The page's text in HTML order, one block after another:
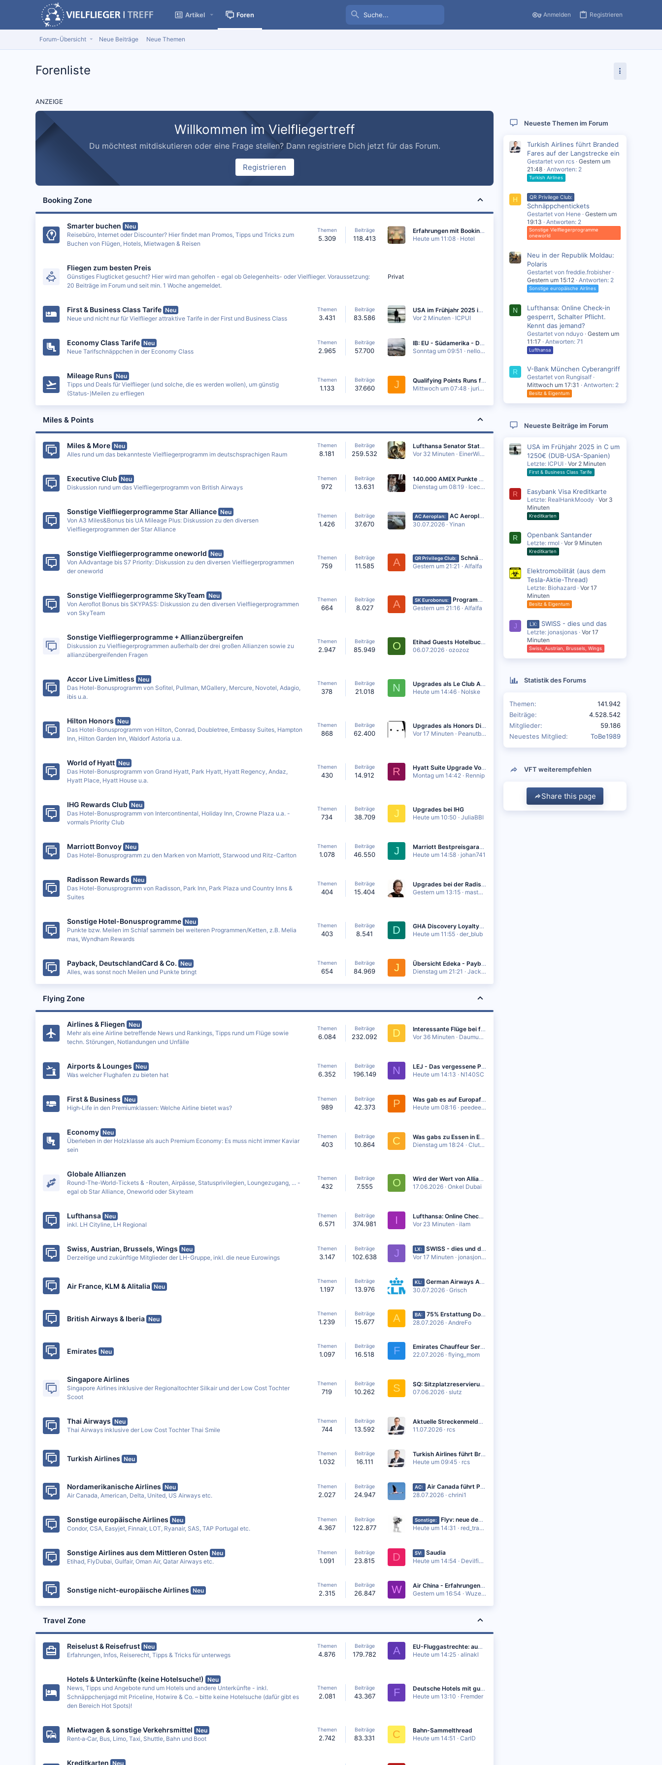
Artikel Foren Anmelden Registrieren
Forum-Übersicht Neue Beiträge Neue Themen
Forenliste
ANZEIGE
Willkommen im Vielfliegertreff
Du möchtest mitdiskutieren oder eine Frage stellen? Dann registriere Dich jetzt für das Forum.
Registrieren
Booking Zone
Smarter buchen Neu
Reisebüro, Internet oder Discounter? Hier findet man Promos, Tipps und Tricks zum
Buchen von Flügen, Hotels, Mietwagen & Reisen
Themen
5.309
Beiträge
118.413
Erfahrungen mit Booking.com?
Heute um 11:08
Hotel
Fliegen zum besten Preis
Günstiges Flugticket gesucht? Hier wird man geholfen - egal ob Gelegenheits- oder Vielflieger. Voraussetzung:
20 Beiträge im Forum und seit min. 1 Woche angemeldet.
Privat
First & Business Class Tarife Neu
Neue und nicht nur für Vielflieger attraktive Tarife in der First und Business Class
Themen
3.431
Beiträge
83.586
USA im Frühjahr 2025 in C um 1250€ (DUB-USA-Spanien)
Vor 2 Minuten
ICPUI
Economy Class Tarife Neu
Neue Tarifschnäppchen in der Economy Class
Themen
2.965
Beiträge
57.700
IB: EU - Südamerika - DE ab 136€
Sonntag um 09:51
nello1985
Mileage Runs Neu
Tipps und Deals für Vielflieger (und solche, die es werden wollen), um günstig
(Status-)Meilen zu erfliegen
Themen
1.133
Beiträge
37.660 J
Qualifying Points Runs für M&M ab 2024
Mittwoch um 07:48 juriedl
Miles & Points
Miles & More Neu
Alles rund um das bekannteste Vielfliegerprogramm im deutschsprachigen Raum
Themen
8.181
Beiträge
259.532
Lufthansa Senator Status kaufen - Seriös?
Vor 32 Minuten
EinerWieKeiner
Executive Club Neu
Diskussion rund um das Vielfliegerprogramm von British Airways
Themen
972
Beiträge
13.631
140.000 AMEX Punkte sinnvoll einsetzen
Dienstag um 08:19
Icecreamman
Sonstige Vielfliegerprogramme Star Alliance Neu
Von A3 Miles&Bonus bis UA Mileage Plus: Diskussion zu den diversen
Vielfliegerprogrammen der Star Alliance
Themen
1.426
Beiträge
37.670
AC Aeroplan:
AC Aeroplan Prämienflug Umbuchung
30.07.2026 Yinan
Sonstige Vielfliegerprogramme oneworld Neu
Von AAdvantage bis S7 Priority: Diskussion zu den diversen Vielfliegerprogrammen
der oneworld
Themen
759
Beiträge
11.585 A QR Privilege Club:
Schnäppchentickets
Gestern um 21:21
Alfalfa
Sonstige Vielfliegerprogramme SkyTeam Neu
Von Aeroflot Bonus bis SKYPASS: Diskussion zu den diversen Vielfliegerprogrammen
von SkyTeam
Themen
664
Beiträge
8.027 A SK Eurobonus:
Programmänderungen ab 1.10.2025
Gestern um 21:16 Alfalfa
Sonstige Vielfliegerprogramme + Allianzübergreifen
Diskussion zu Vielfliegerprogrammen außerhalb der drei großen Allianzen sowie zu
allianzübergreifenden Fragen
Themen
2.947
Beiträge
85.949 O
Etihad Guests Hotelbuchung mit Punkten nicht beim Hotel angekommen trotz "Booking confirmed"
06.07.2026 ozozoz
Accor Live Limitless Neu
Das Hotel-Bonusprogramm von Sofitel, Pullman, MGallery, Mercure, Novotel, Adagio,
ibis u.a.
Themen
378
Beiträge
21.018 N
Upgrades als Le Club Accorhotels Gold / Platinum
Heute um 14:46
Nolske
Hilton Honors Neu
Das Hotel-Bonusprogramm von Hilton, Conrad, Doubletree, Embassy Suites, Hampton
Inn, Hilton Garden Inn, Waldorf Astoria u.a.
Themen
868
Beiträge
62.400
Upgrades als Honors Diamond - Sammelthread
Vor 17 Minuten
Peanutbutter
World of Hyatt Neu
Das Hotel-Bonusprogramm von Grand Hyatt, Park Hyatt, Hyatt Regency, Andaz,
Hyatt Place, Hyatt House u.a.
Themen
430
Beiträge
14.912 R
Hyatt Suite Upgrade Voucher
Montag um 14:42
Rennip
IHG Rewards Club Neu
Das Hotel-Bonusprogramm von Intercontinental, Holiday Inn, Crowne Plaza u.a. -
vormals Priority Club
Themen
734
Beiträge
38.709 J
Upgrades bei IHG
Heute um 10:50
JuliaBBI
Marriott Bonvoy Neu
Das Hotel-Bonusprogramm zu den Marken von Marriott, Starwood und Ritz-Carlton
Themen
1.078
Beiträge
46.550 J
Marriott Bestpreisgarantie
Heute um 14:58 johan741
Radisson Rewards Neu
Das Hotel-Bonusprogramm von Radisson, Park Inn, Park Plaza und Country Inns &
Suites
Themen
404
Beiträge
15.404
Upgrades bei der Radisson Rewards - Premium und VIP
Gestern um 13:15
masterpainrules
Sonstige Hotel-Bonusprogramme Neu
Punkte bzw. Meilen im Schlaf sammeln bei weiteren Programmen/Ketten, z.B. Melia
mas, Wyndham Rewards
Themen
403
Beiträge
8.541 D
GHA Discovery Loyalty-Programm - Änderungen kommen im Dezember 2021
Heute um 11:55 der_blub
Payback, DeutschlandCard & Co. Neu
Alles, was sonst noch Meilen und Punkte bringt
Themen
654
Beiträge
84.969 J
Übersicht Edeka - Payback Coupons & Codes
Dienstag um 21:21
Jackson0815
Flying Zone
Airlines & Fliegen Neu
Mehr als eine Airline betreffende News und Rankings, Tipps rund um Flüge sowie
techn. Störungen, Notlandungen und Unfälle
Themen
6.084
Beiträge
232.092 D
Interessante Flüge bei flightradar24.com
Vor 36 Minuten
Daumueller
Airports & Lounges Neu
Was welcher Flughafen zu bieten hat
Themen
6.352
Beiträge
196.149 N
LEJ - Das vergessene Potenzial
Heute um 14:13
N140SC
First & Business Neu
High‐Life in den Premiumklassen: Welche Airline bietet was?
Themen
989
Beiträge
42.373 P
Was gab es auf Europaflügen in der Business Class zu Essen?
Heute um 08:16
peedeejay
Economy Neu
Überleben in der Holzklasse als auch Premium Economy: Es muss nicht immer Kaviar
sein
Themen
403
Beiträge
10.864 C
Was gabs zu Essen in ECO auf euren Europaflügen?
Dienstag um 18:24
ClutchRadar
Globale Allianzen
Round-The-World-Tickets & -Routen, Airpässe, Statusprivilegien, Loungezugang, ... -
egal ob Star Alliance, Oneworld oder Skyteam
Themen
432
Beiträge
7.555 O
Wird der Wert von Allianzen wird massiv überschätzt -oder: sind Allianzen inzwischen überflüßig?
17.06.2026 Onkel Dubai
Lufthansa Neu
inkl. LH Cityline, LH Regional
Themen
6.571
Beiträge
374.981 I
Lufthansa: Online Check-in gesperrt, Schalter Pflicht. Kennt das jemand?
Vor 23 Minuten
ilam
Swiss, Austrian, Brussels, Wings Neu
Derzeitige und zukünftige Mitglieder der LH-Gruppe, inkl. die neue Eurowings
Themen
3.147
Beiträge
102.638 J LX:
SWISS - dies und das
Vor 17 Minuten
jonasjonas
Air France, KLM & Alitalia Neu
Themen
1.197
Beiträge
13.976
KL:
German Airways AMS-BER
30.07.2026 Grisch
British Airways & Iberia Neu
Themen
1.239
Beiträge
15.677 A BA:
75% Erstattung Downgrade / Preisbasis
28.07.2026 AndreFo
Emirates Neu
Themen
1.097
Beiträge
16.518 F
Emirates Chauffeur Service - 4 Personen
22.07.2026 flying_mom
Singapore Airlines
Singapore Airlines inklusive der Regionaltochter Silkair und der Low Cost Tochter
Scoot
Themen
719
Beiträge
10.262 S
SQ: Sitzplatzreservierung in Business Lite ab Juni 2026 eingeschränkt
07.06.2026
slutz
Thai Airways Neu
Thai Airways inklusive der Low Cost Tochter Thai Smile
Themen
744
Beiträge
13.592
Aktuelle Streckenmeldungen
11.07.2026
rcs
Turkish Airlines Neu
Themen
1.032
Beiträge
16.111
Turkish Airlines führt Branded Fares auf der Langstrecke ein
Heute um 09:45
rcs
Nordamerikanische Airlines Neu
Air Canada, American, Delta, United, US Airways etc.
Themen
2.027
Beiträge
24.947
AC:
Air Canada führt Premium Economy Basic und Business Class Basic Tarife ein
28.07.2026 chrini1
Sonstige europäische Airlines Neu
Condor, CSA, Easyjet, Finnair, LOT, Ryanair, SAS, TAP Portugal etc.
Themen
4.367
Beiträge
122.877
Sonstige:
Flyv: neue deutsche Regionalairline?!
Heute um 14:31
red_travels
Sonstige Airlines aus dem Mittleren Osten Neu
Etihad, FlyDubai, Gulfair, Oman Air, Qatar Airways etc.
Themen
1.091
Beiträge
23.815 D SV:
Saudia
Heute um 14:54
Devilfish90
Sonstige nicht-europäische Airlines Neu
Themen
2.315
Beiträge
26.847 W
Air China - Erfahrungen und Tipps?
Gestern um 16:54
Wuzefelix
Travel Zone
Reiselust & Reisefrust Neu
Erfahrungen, Infos, Reiserecht, Tipps & Tricks für unterwegs
Themen
4.876
Beiträge
179.782 A
EU-Fluggastrechte: außergewöhnliche Umstände und zumutbare Maßnahmen
Heute um 14:25 alinakl
Hotels & Unterkünfte (keine Hotelsuche!) Neu
News, Tipps und Angebote rund um Hotels und andere Unterkünfte - inkl.
Schnäppchenjagd mit Priceline, Hotwire & Co. – bitte keine Hotelsuche (dafür gibt es
den Bereich Hot Spots)!
Themen
2.081
Beiträge
43.367 F
Deutsche Hotels mit guten Klimaanlagen
Heute um 13:10
Fremder
Mietwagen & sonstige Verkehrsmittel Neu
Rent‐a‐Car, Bus, Limo, Taxi, Shuttle, Bahn und Boot
Themen
2.742
Beiträge
83.331 C
Bahn-Sammelthread
Heute um 14:51
CarlD
Kreditkarten Neu
Neueste Themen im Forum
Turkish Airlines führt Branded
Fares auf der Langstrecke ein
Gestartet von rcs Gestern um
21:48 Antworten: 2
Turkish Airlines
H QR Privilege Club:
Schnäppchentickets
Gestartet von Hene Gestern um
19:13
Antworten: 2
Sonstige Vielfliegerprogramme
oneworld
Neu in der Republik Moldau:
Polaris
Gestartet von freddie.frobisher
Gestern um 15:12 Antworten: 2
Sonstige europäische Airlines
N
Lufthansa: Online Check-in
gesperrt, Schalter Pflicht.
Kennt das jemand?
Gestartet von nduyo Gestern um
11:17
Antworten: 71
Lufthansa
R V-Bank München Cyberangriff
Gestartet von Rungisalf
Mittwoch um 17:31
Antworten: 2
Besitz & Eigentum
Neueste Beiträge im Forum
USA im Frühjahr 2025 in C um
1250€ (DUB-USA-Spanien)
Letzte: ICPUI Vor 2 Minuten
First & Business Class Tarife
R Easybank Visa Kreditkarte
Letzte: RealHankMoody
Vor 3
Minuten
Kreditkarten
R Openbank Santander
Letzte: rmol Vor 9 Minuten
Kreditkarten
Elektromobilität (aus dem
Tesla-Aktie-Thread)
Letzte: Biohazard Vor 17
Minuten
Besitz & Eigentum
J LX: SWISS - dies und das
Letzte: jonasjonas Vor 17
Minuten
Swiss, Austrian, Brussels, Wings
Statistik des Forums
Themen
141.942
Beiträge
4.528.542
Mitglieder
59.186
Neuestes Mitglied
ToBe1989
VFT weiterempfehlen
Share this page